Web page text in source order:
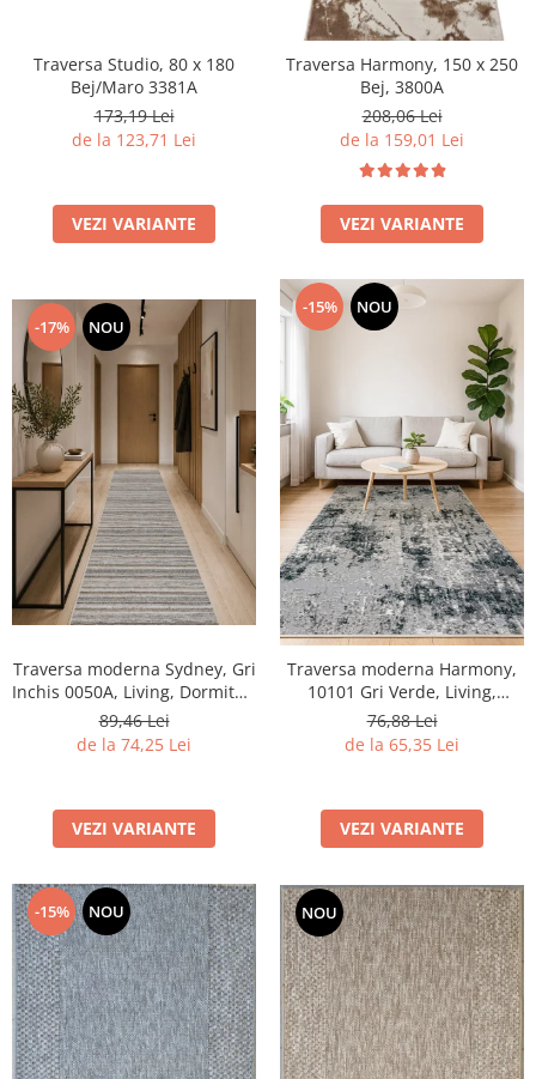
Traversa Studio, 80 x 180
Bej/Maro 3381A
173,19 Lei
de la 123,71 Lei
VEZI VARIANTE
Traversa Harmony, 150 x 250
Bej, 3800A
208,06 Lei
de la 159,01 Lei
VEZI VARIANTE
-17% NOU
Traversa moderna Sydney, Gri
Inchis 0050A, Living, Dormitor,
Hol, Bucatarie, 80 x 250 cm
89,46 Lei
de la 74,25 Lei
VEZI VARIANTE
-15% NOU
Traversa moderna Harmony,
10101 Gri Verde, Living,
Dormitor, Hol, 60 X 100 cm
76,88 Lei
de la 65,35 Lei
VEZI VARIANTE
-15% NOU NOU